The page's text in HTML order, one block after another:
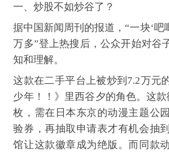
一、炒股不如炒谷了？
据中国新闻周刊的报道，“一块‘吧
万多”登上热搜后，公众开始对谷
知和理解。
这款在二手平台上被炒到7.2万元
少年！！》里西谷夕的角色。这
枚，需在日本东京的动漫主题公
验券，再抽取申请表才有机会抽
馆让这款徽章成为绝版。而同款